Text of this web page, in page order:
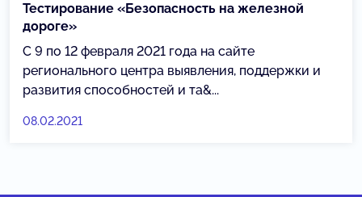
Тестирование «Безопасность на железной
дороге»
С 9 по 12 февраля 2021 года на сайте
регионального центра выявления, поддержки и
развития способностей и та&...
08.02.2021